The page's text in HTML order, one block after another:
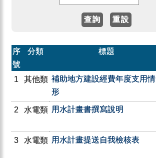
序
號
分類 標題
1 其他類 補助地方建設經費年度支用情
形
2 水電類 用水計畫書撰寫說明
3 水電類 用水計畫提送自我檢核表